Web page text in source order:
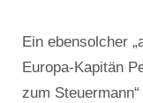
Ein ebensolcher
Europa-Kapitän
zum